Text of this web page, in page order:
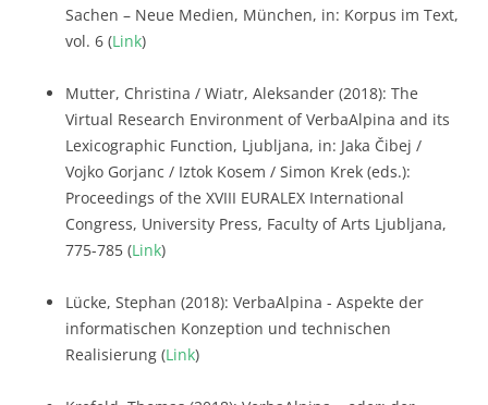
Sachen – Neue Medien, München, in: Korpus im Text,
vol. 6 (Link)
Mutter, Christina / Wiatr, Aleksander (2018): The
Virtual Research Environment of VerbaAlpina and its
Lexicographic Function, Ljubljana, in: Jaka Čibej /
Vojko Gorjanc / Iztok Kosem / Simon Krek (eds.):
Proceedings of the XVIII EURALEX International
Congress, University Press, Faculty of Arts Ljubljana,
775-785 (Link)
Lücke, Stephan (2018): VerbaAlpina - Aspekte der
informatischen Konzeption und technischen
Realisierung (Link)